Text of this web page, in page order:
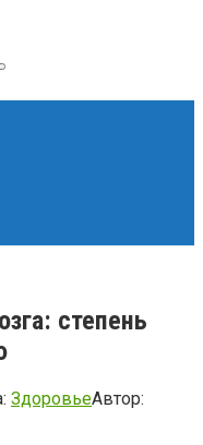
степень
ЗдоровьеАвтор: